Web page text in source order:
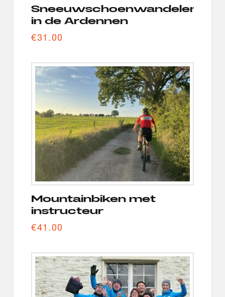
Sneeuwschoenwandelen
in de Ardennen
€31.00
Mountainbiken met
instructeur
€41.00